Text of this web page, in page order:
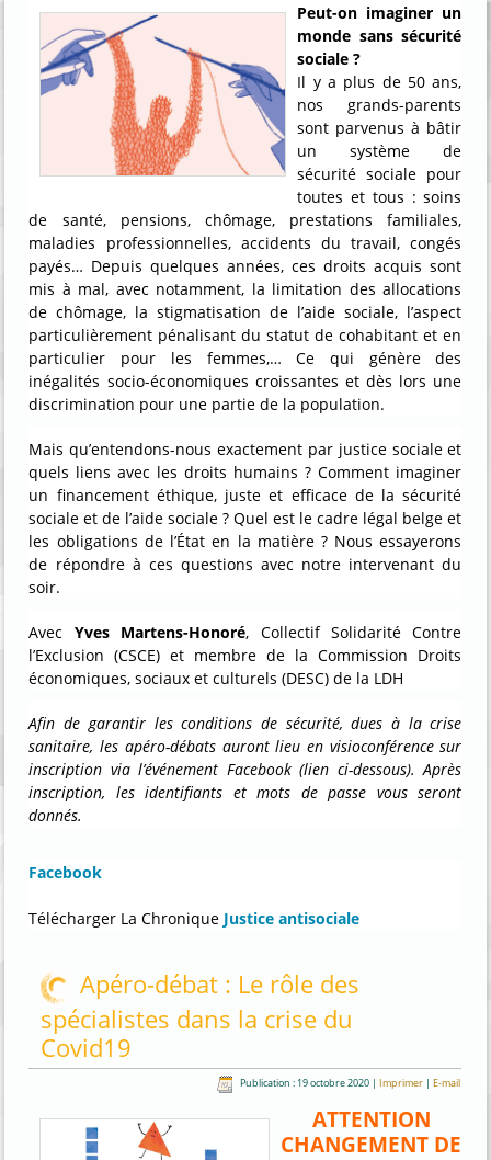
Peut-on imaginer un
monde sans sécurité
sociale ?
Il y a plus de 50 ans,
nos grands-parents
sont parvenus à bâtir
un système de
sécurité sociale pour
toutes et tous : soins
de santé, pensions, chômage, prestations familiales,
maladies professionnelles, accidents du travail, congés
payés… Depuis quelques années, ces droits acquis sont
mis à mal, avec notamment, la limitation des allocations
de chômage, la stigmatisation de l’aide sociale, l’aspect
particulièrement pénalisant du statut de cohabitant et en
particulier pour les femmes,… Ce qui génère des
inégalités socio-économiques croissantes et dès lors une
discrimination pour une partie de la population.
Mais qu’entendons-nous exactement par justice sociale et
quels liens avec les droits humains ? Comment imaginer
un financement éthique, juste et efficace de la sécurité
sociale et de l’aide sociale ? Quel est le cadre légal belge et
les obligations de l’État en la matière ? Nous essayerons
de répondre à ces questions avec notre intervenant du
soir.
Avec Yves Martens-Honoré, Collectif Solidarité Contre
l’Exclusion (CSCE) et membre de la Commission Droits
économiques, sociaux et culturels (DESC) de la LDH
Afin de garantir les conditions de sécurité, dues à la crise
sanitaire, les apéro-débats auront lieu en visioconférence sur
inscription via l’événement Facebook (lien ci-dessous).Après
inscription, les identifiants et mots de passe vous seront
donnés.
Facebook
Télécharger La Chronique Justice antisociale
Apéro-débat : Le rôle des
spécialistes dans la crise du
Covid19
Publication : 19 octobre 2020 |Imprimer |E-mail
ATTENTION
CHANGEMENT DE